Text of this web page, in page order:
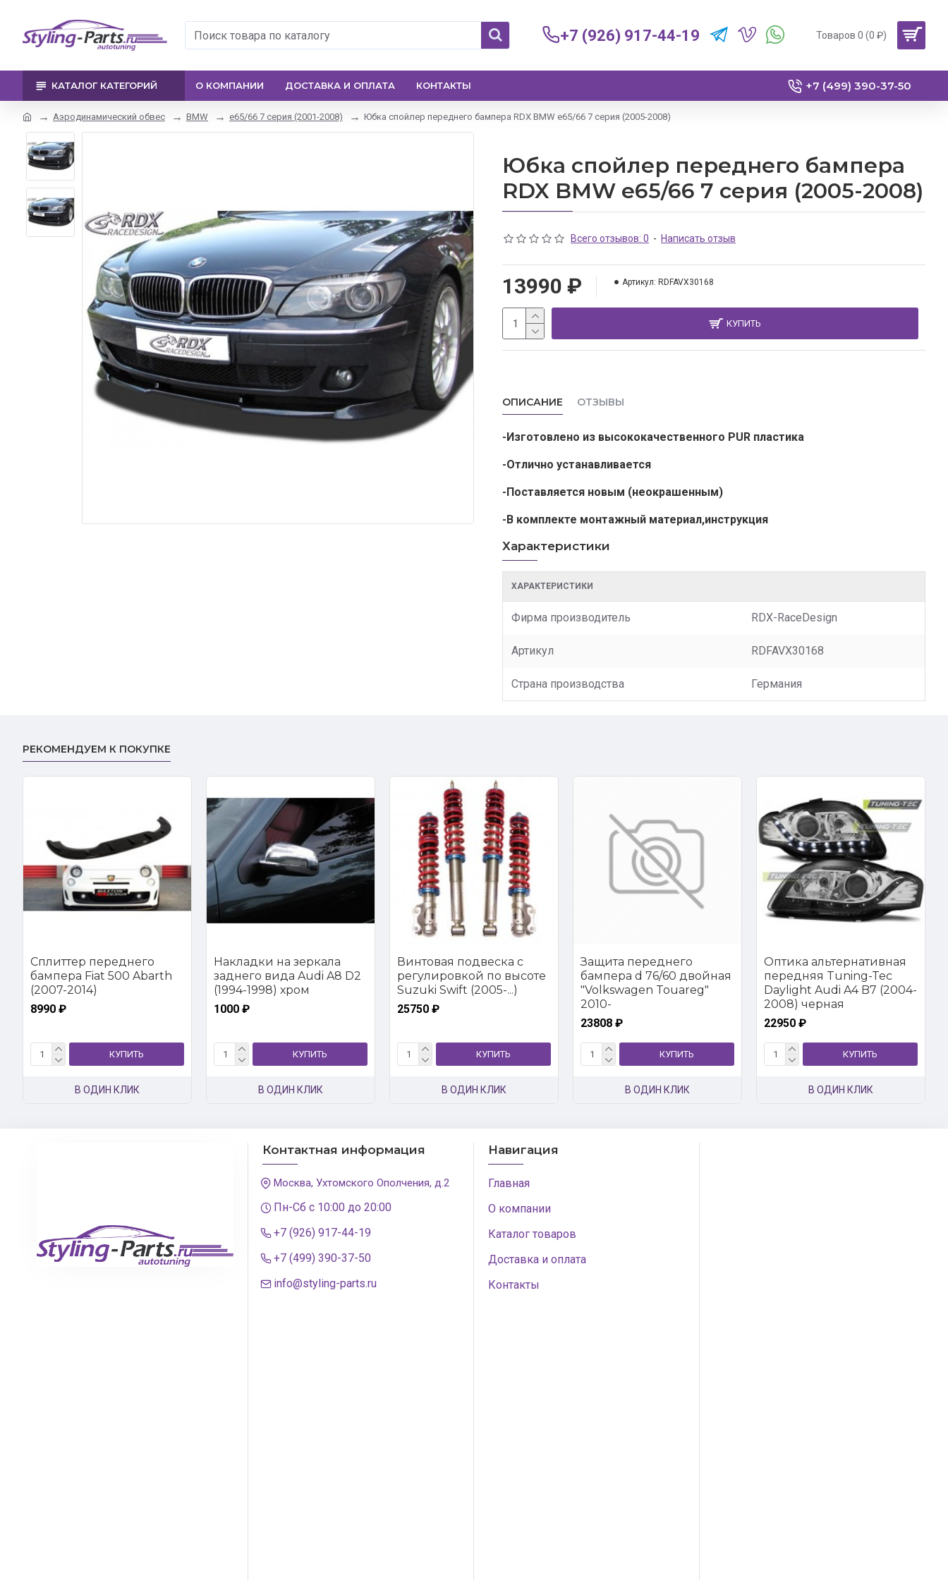
+7 (926) 917-44-19 Товаров 0 (0 ₽)
КАТАЛОГ КАТЕГОРИЙ О КОМПАНИИ ДОСТАВКА И ОПЛАТА КОНТАКТЫ +7 (499) 390-37-50
Аэродинамический обвес BMW e65/66 7 серия (2001-2008) Юбка спойлер переднего бампера RDX BMW e65/66 7 серия (2005-2008)
Юбка спойлер переднего бампера
RDX BMW e65/66 7 серия (2005-2008)
Всего отзывов: 0 - Написать отзыв
13990 ₽ Артикул: RDFAVX30168
КУПИТЬ
ОПИСАНИЕ ОТЗЫВЫ
-Изготовлено из высококачественного PUR пластика
-Отлично устанавливается
-Поставляется новым (неокрашенным)
-В комплекте монтажный материал,инструкция
Характеристики
ХАРАКТЕРИСТИКИ
Фирма производитель RDX-RaceDesign
Артикул RDFAVX30168
Страна производства Германия
РЕКОМЕНДУЕМ К ПОКУПКЕ
Сплиттер переднего
бампера Fiat 500 Abarth
(2007-2014)
8990 ₽
КУПИТЬ
В ОДИН КЛИК
Накладки на зеркала
заднего вида Audi A8 D2
(1994-1998) хром
1000 ₽
КУПИТЬ
В ОДИН КЛИК
Винтовая подвеска c
регулировкой по высоте
Suzuki Swift (2005-...)
25750 ₽
КУПИТЬ
В ОДИН КЛИК
Защита переднего
бампера d 76/60 двойная
"Volkswagen Touareg"
2010-
23808 ₽
КУПИТЬ
В ОДИН КЛИК
Оптика альтернативная
передняя Tuning-Tec
Daylight Audi A4 B7 (2004-
2008) черная
22950 ₽
КУПИТЬ
В ОДИН КЛИК
Контактная информация
Москва, Ухтомского Ополчения, д.2
Пн-Сб с 10:00 до 20:00
+7 (926) 917-44-19
+7 (499) 390-37-50
info@styling-parts.ru
Навигация
Главная
О компании
Каталог товаров
Доставка и оплата
Контакты